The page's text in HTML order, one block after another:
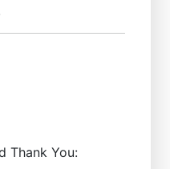
Thank You: